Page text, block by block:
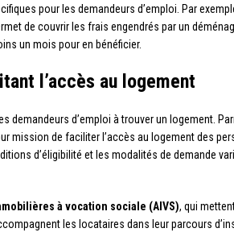
pour les demandeurs d’emploi. Par
de couvrir les frais engendrés par un
un mois pour en bénéficier.
l’accès au logement
demandeurs d’emploi à trouver un logement.
mission de faciliter l’accès au logement des
d’éligibilité et les modalités de demande
à vocation sociale (AIVS), qui
les locataires dans leur parcours